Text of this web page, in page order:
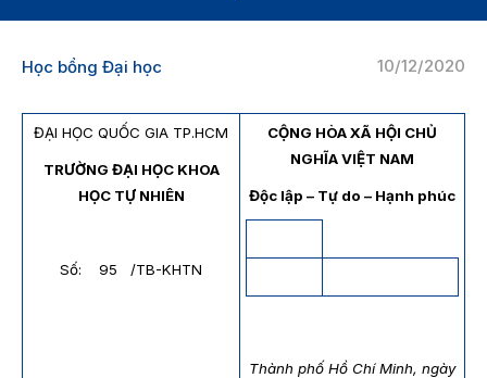
10/12/2020
Học bổng Đại học
ĐẠI HỌC QUỐC GIA TP.HCM
TRƯỜNG ĐẠI HỌC KHOA
HỌC TỰ NHIÊN
Số: 95 /TB-KHTN
CỘNG HÒA XÃ HỘI CHỦ
NGHĨA VIỆT NAM
Độc lập – Tự do – Hạnh phúc
Thành phố Hồ Chí Minh, ngày